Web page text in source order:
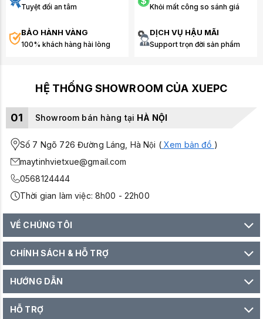
Tuyệt đối an tâm Khỏi mất công so sánh giá
BẢO HÀNH VÀNG
100% khách hàng hài lòng
DỊCH VỤ HẬU MÃI
Support trọn đời sản phẩm
HỆ THỐNG SHOWROOM CỦA XUEPC
01 Showroom bán hàng tại HÀ NỘI
Số 7 Ngõ 726 Đường Láng, Hà Nội (Xem bản đồ )
maytinhvietxue@gmail.com
0568124444
Thời gian làm việc: 8h00 - 22h00
VỀ CHÚNG TÔI
CHÍNH SÁCH & HỖ TRỢ
HƯỚNG DẪN
HỖ TRỢ